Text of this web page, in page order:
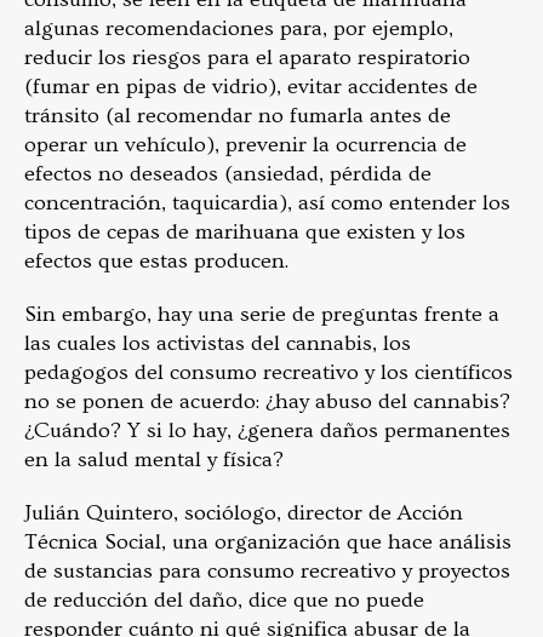
algunas recomendaciones para, por ejemplo,
reducir los riesgos para el aparato respiratorio
(fumar en pipas de vidrio), evitar accidentes de
tránsito (al recomendar no fumarla antes de
operar un vehículo), prevenir la ocurrencia de
efectos no deseados (ansiedad, pérdida de
concentración, taquicardia), así como entender los
tipos de cepas de marihuana que existen y los
efectos que estas producen.
Sin embargo, hay una serie de preguntas frente a
las cuales los activistas del cannabis, los
pedagogos del consumo recreativo y los científicos
no se ponen de acuerdo: ¿hay abuso del cannabis?
¿Cuándo? Y si lo hay, ¿genera daños permanentes
en la salud mental y física?
Julián Quintero, sociólogo, director de Acción
Técnica Social, una organización que hace análisis
de sustancias para consumo recreativo y proyectos
de reducción del daño, dice que no puede
responder cuánto ni qué significa abusar de la